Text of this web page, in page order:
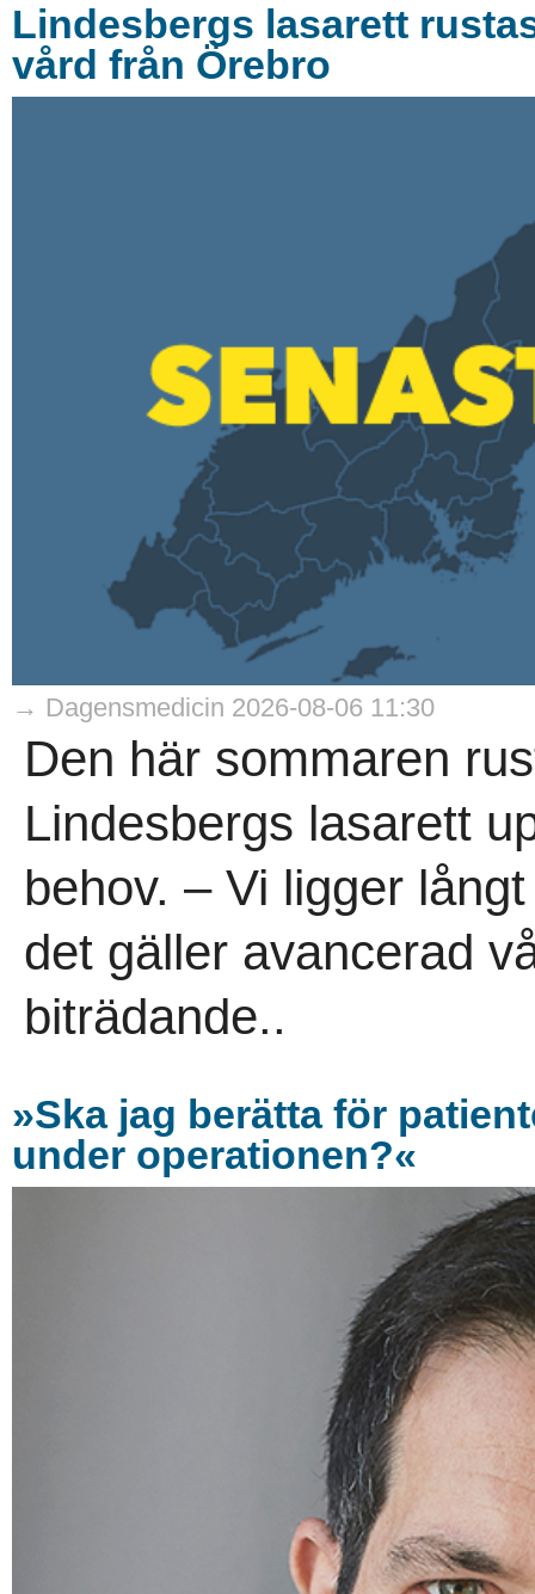
Lindesbergs lasarett
vård från Örebro
→ Dagensmedicin 2026-08-06 11:30
Den här sommaren
Lindesbergs lasarett
behov. – Vi ligger
det gäller avancerad
biträdande..
»Ska jag berätta för
under operationen?«